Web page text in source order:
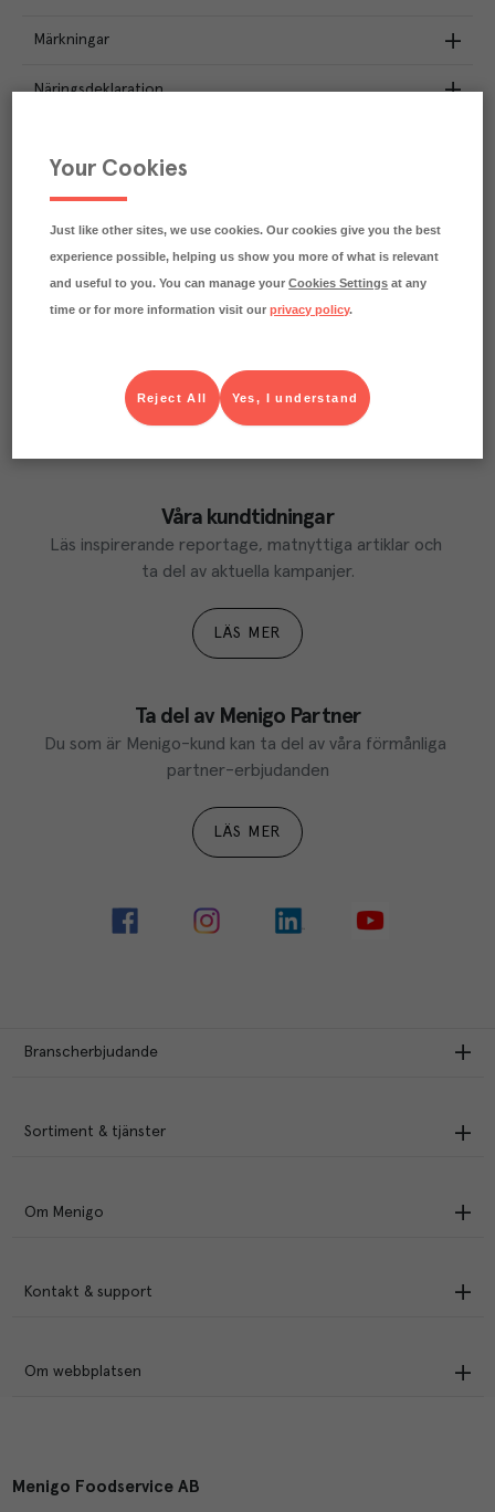
Märkningar
Näringsdeklaration
CO₂e/kg
Varje kilo av varan påverkar klimatet motsvarande
Läs mer om hur vi beräknar klimatavtryck
Våra kundtidningar
Läs inspirerande reportage, matnyttiga artiklar och
ta del av aktuella kampanjer.
LÄS MER
Ta del av Menigo Partner
Du som är Menigo-kund kan ta del av våra förmånliga
partner-erbjudanden
LÄS MER
Branscherbjudande
Sortiment & tjänster
Om Menigo
Kontakt & support
Om webbplatsen
Menigo Foodservice AB
Your Cookies
Just like other sites, we use cookies. Our cookies give you the best
experience possible, helping us show you more of what is relevant
and useful to you. You can manage yourCookies Settings at any
time or for more information visit ourprivacy policy.
Yes, I understand
Reject All